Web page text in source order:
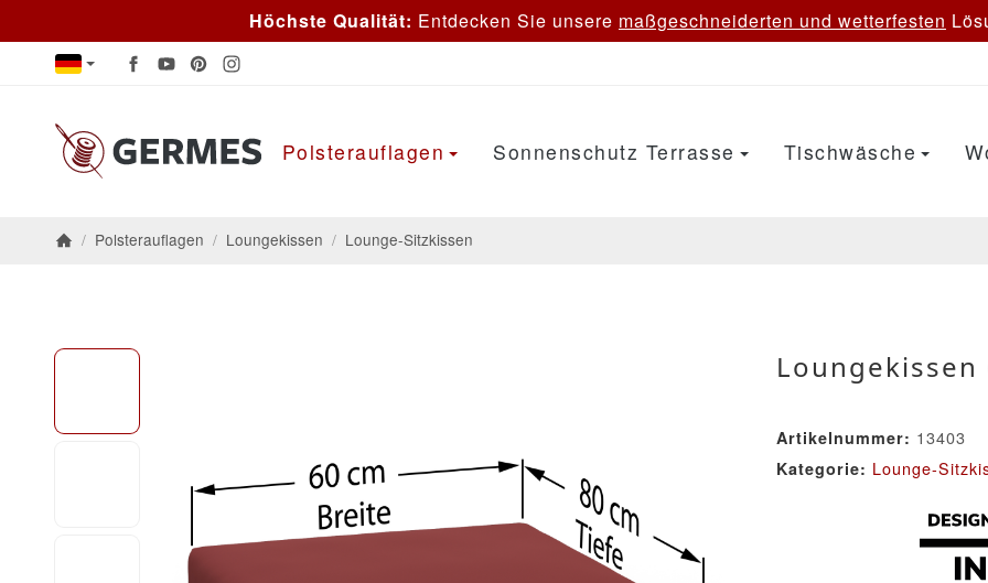
Höchste Qualität: Entdecken Sie unsere maßgeschneiderten und wetterfesten
Polsterauflagen Sonnenschutz Terrasse Tischwäsche
/ Polsterauflagen / Loungekissen / Lounge-Sitzkissen
Loungekissen
Artikelnummer: 13403
Kategorie: Lounge-